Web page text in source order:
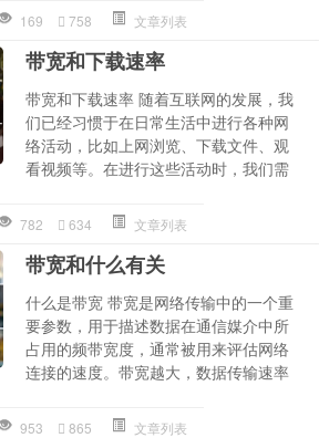
169 758 文章列表
带宽和下载速率
带宽和下载速率 随着互联网的发展，我
们已经习惯于在日常生活中进行各种网
络活动，比如上网浏览、下载文件、观
看视频等。在进行这些活动时，我们需
782 634 文章列表
带宽和什么有关
什么是带宽 带宽是网络传输中的一个重
要参数，用于描述数据在通信媒介中所
占用的频带宽度，通常被用来评估网络
连接的速度。带宽越大，数据传输速率
953 865 文章列表